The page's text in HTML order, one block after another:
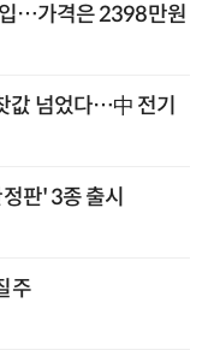
…가격은 2398만원
값 넘었다…中 전기
판' 3종 출시
주